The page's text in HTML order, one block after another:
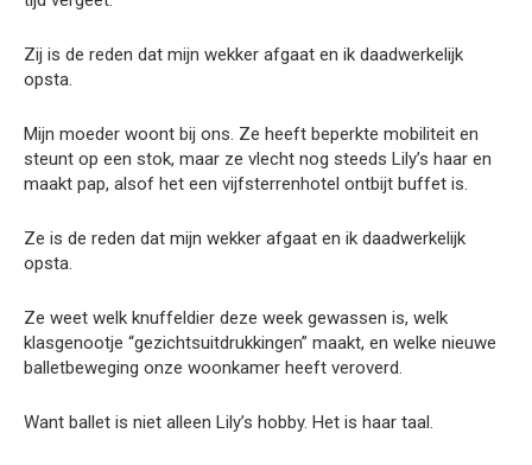
Zij is de reden dat mijn wekker afgaat en ik daadwerkelijk
opsta.
Mijn moeder woont bij ons. Ze heeft beperkte mobiliteit en
steunt op een stok, maar ze vlecht nog steeds Lily’s haar en
maakt pap, alsof het een vijfsterrenhotel ontbijt buffet is.
Ze is de reden dat mijn wekker afgaat en ik daadwerkelijk
opsta.
Ze weet welk knuffeldier deze week gewassen is, welk
klasgenootje “gezichtsuitdrukkingen” maakt, en welke nieuwe
balletbeweging onze woonkamer heeft veroverd.
Want ballet is niet alleen Lily’s hobby. Het is haar taal.